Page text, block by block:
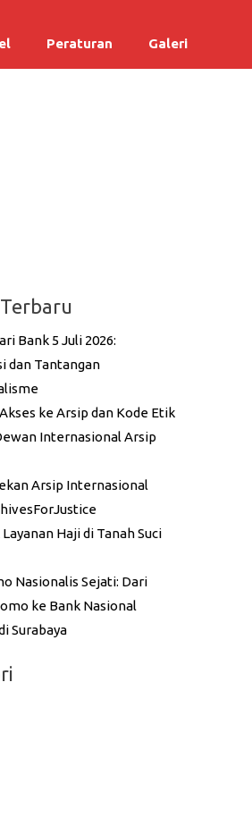
Peraturan Galeri
Bank 5 Juli 2026:
dan Tantangan
ke Arsip dan Kode Etik
Internasional Arsip
Arsip Internasional
Haji di Tanah Suci
Nasionalis Sejati: Dari
ke Bank Nasional
Surabaya